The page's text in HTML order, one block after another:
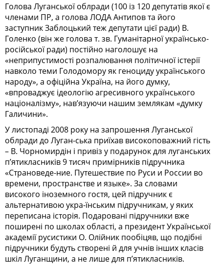
Голова Луганської облради (100 із 120 депутатів якої є
членами ПР, а голова ЛОДА Антипов та його
заступник Заблоцький теж депутати цієї ради) В.
Голенко (він же голова т. зв. Гуманітарної українсько-
російської ради) постійно наголошує на
«неприпустимості розпалювання політичної істерії
навколо теми Голодомору як геноциду українського
народу», а офіційна Україна, на його думку,
«впроваджує ідеологію агресивного українського
націоналізму», нав’язуючи нашим землякам «думку
Галичини».
У листопаді 2008 року на запрошення Луганської
облради до Луган-ська приїхав високоповажний гість
– В. Чорномирдін і привіз у подарунок для луганських
п’ятикласників 9 тисяч примірників підручника
«Страноведе-ние. Путешествие по Руси и России во
времени, пространстве и языке». За словами
високого іноземного гостя, цей підручник є
альтернативою укра-їнським підручникам, у яких
переписана історія. Подаровані підручники вже
поширені по школах області, а президент Української
академії русистики О. Олійник пообіцяв, що подібні
підручники будуть створені й для учнів інших класів
шкіл Луганщини, а не лише для п’ятикласників.